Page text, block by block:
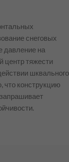
снеговых
давление на
центр тяжести
шквального
что конструкцию